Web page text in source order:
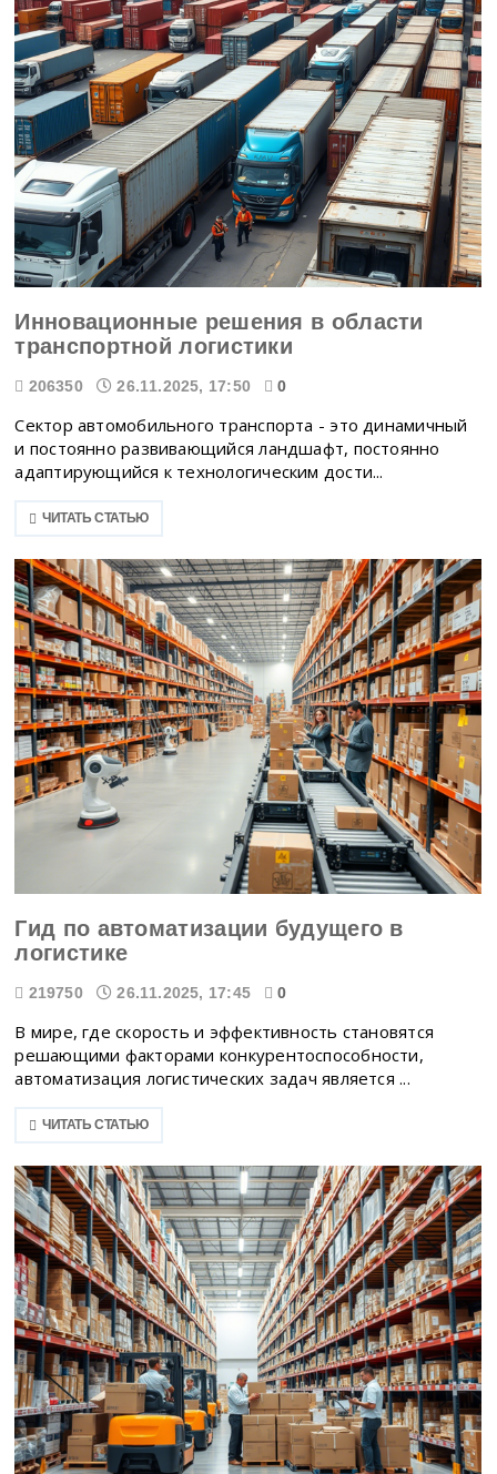
Инновационные решения в области
транспортной логистики
206350 26.11.2025, 17:50 0
Сектор автомобильного транспорта - это динамичный
и постоянно развивающийся ландшафт, постоянно
адаптирующийся к технологическим дости...
ЧИТАТЬ СТАТЬЮ
Гид по автоматизации будущего в
логистике
219750 26.11.2025, 17:45 0
В мире, где скорость и эффективность становятся
решающими факторами конкурентоспособности,
автоматизация логистических задач является ...
ЧИТАТЬ СТАТЬЮ